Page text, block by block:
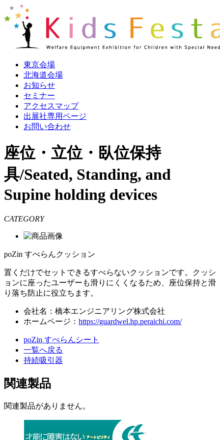
東京会場
北海道会場
お知らせ
セミナー
アクセスマップ
出展社専用ページ
お問い合わせ
座位・立位・臥位保持
具/Seated, Standing, and
Supine holding devices
CATEGORY
poZin すべらんクッション
置くだけでセットできるすべらないクッションです。クッシ
ョンに座ったユーザーも滑りにくくなるため、座位保持と滑
り落ち防止に役立ちます。
会社名：橋本エンジニアリング株式会社
ホームページ： https://guardwel.hp.peraichi.com/
poZin すべらんシート
一覧へ戻る
持続吸引器
関連製品
関連製品がありません。